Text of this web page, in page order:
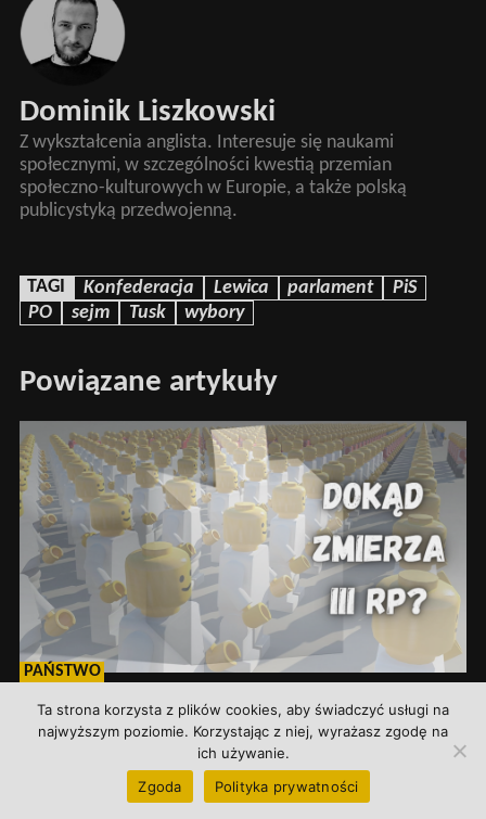
Dominik Liszkowski
Z wykształcenia anglista. Interesuje się naukami
społecznymi, w szczególności kwestią przemian
społeczno-kulturowych w Europie, a także polską
publicystyką przedwojenną.
TAGI Konfederacja Lewica parlament
PiS
PO
sejm Tusk wybory
Powiązane artykuły
PAŃSTWO
U kresu jedynowładztwa
11 stycznia 2023
Ta strona korzysta z plików cookies, aby świadczyć usługi na
najwyższym poziomie. Korzystając z niej, wyrażasz zgodę na
ich używanie.
Zgoda
Polityka prywatności